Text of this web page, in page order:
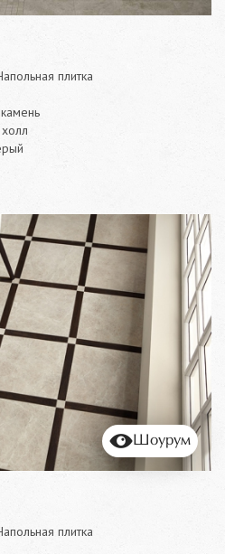
плитка
Шоурум
плитка